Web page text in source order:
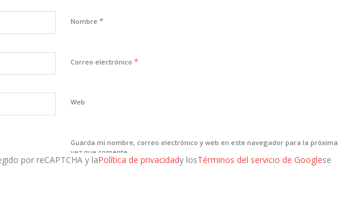
Nombre *
Correo electrónico *
Web
Guarda mi nombre, correo electrónico y web en este navegador para la próxima
vez que comente.
por reCAPTCHA y laPolítica de privacidady losTérminos del servicio de Googlese